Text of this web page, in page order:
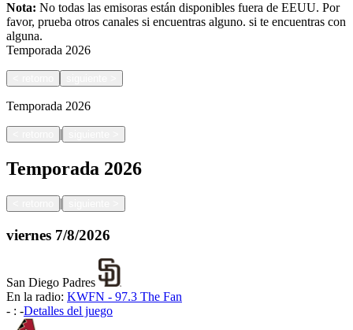
Nota: No todas las emisoras están disponibles fuera de EEUU. Por
favor, prueba otros canales si encuentras alguno. si te encuentras con
alguna.
Temporada 2026
Temporada 2026
|
Temporada 2026
|
viernes 7/8/2026
San Diego Padres
En la radio: KWFN - 97.3 The Fan
- : -Detalles del juego